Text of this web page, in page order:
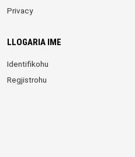
Privacy
LLOGARIA IME
Identifikohu
Regjistrohu